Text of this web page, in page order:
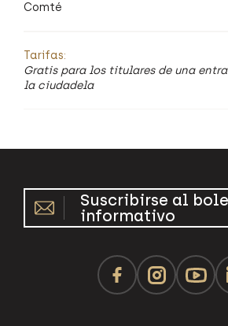
Comté
Tarifas:
Gratis para los titulares de una
la ciudadela
Suscribirse al
informativo